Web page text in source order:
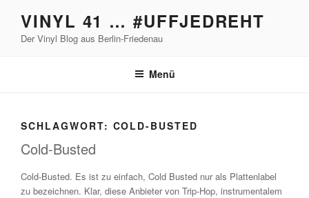
Inhalt
springen
VINYL 41 … #UFFJEDREHT
Der Vinyl Blog aus Berlin-Friedenau
Menü
SCHLAGWORT: COLD-BUSTED
Cold-Busted
Cold-Busted. Es ist zu einfach, Cold Busted nur als Plattenlabel
zu bezeichnen. Klar, diese Anbieter von Trip-Hop, instrumentalem